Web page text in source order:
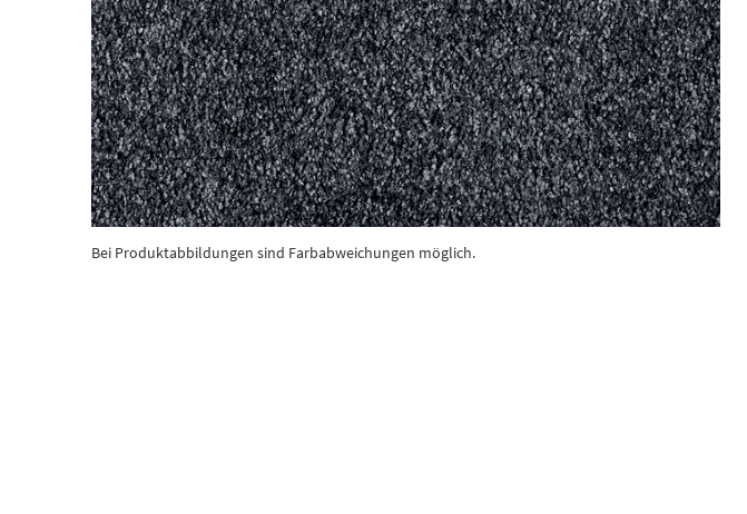
Bei Produktabbildungen sind Farbabweichungen möglich.